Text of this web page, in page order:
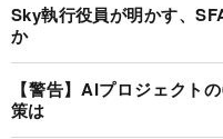
Sky執行役員が明かす、
か
【警告】AIプロジェクト
策は